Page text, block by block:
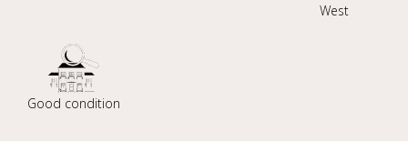
West
Good condition